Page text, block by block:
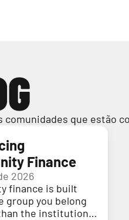
comunidades que estão
Finance
2026
finance is built
group you belong
the institution